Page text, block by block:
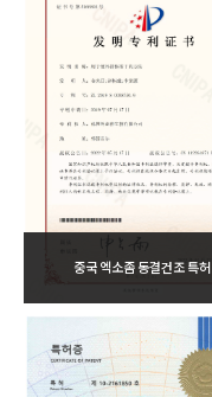
중국 엑소좀 동결건조 특허